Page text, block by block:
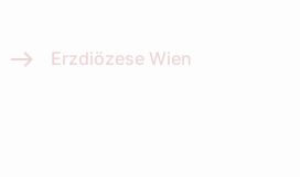
Erzdiözese Wien